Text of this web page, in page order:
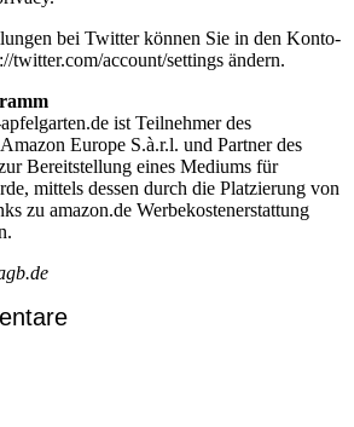
bei Twitter können Sie in den Konto-
twitter.com/account/settings ändern.
ist Teilnehmer des
Europe S.à.r.l. und Partner des
Bereitstellung eines Mediums für
mittels dessen durch die Platzierung von
zu amazon.de Werbekostenerstattung